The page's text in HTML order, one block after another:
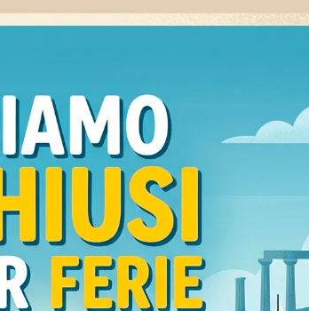
dati relativi alla posizione attuale
ti invitiamo a visitare la sezione
tra cui:
newsletter) utilizzeremo i tuoi dati per
e pubblicitarie, tramite posta elettronica,
delle e-mail aperte, dei click